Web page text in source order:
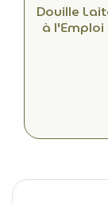
Douille
à